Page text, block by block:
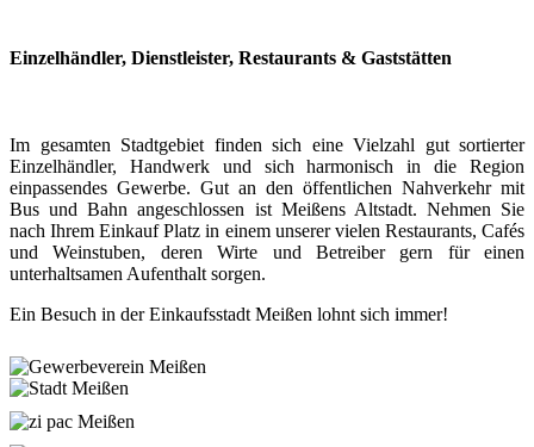
Einzelhändler, Dienstleister, Restaurants & Gaststätten
Im gesamten Stadtgebiet finden sich eine Vielzahl gut sortierter
Einzelhändler, Handwerk und sich harmonisch in die Region
einpassendes Gewerbe. Gut an den öffentlichen Nahverkehr mit
Bus und Bahn angeschlossen ist Meißens Altstadt. Nehmen Sie
nach Ihrem Einkauf Platz in einem unserer vielen Restaurants, Cafés
und Weinstuben, deren Wirte und Betreiber gern für einen
unterhaltsamen Aufenthalt sorgen.
Ein Besuch in der Einkaufsstadt Meißen lohnt sich immer!